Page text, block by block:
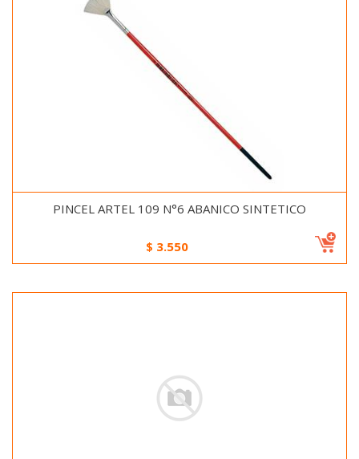
PINCEL ARTEL 109 N°6 ABANICO SINTETICO
$ 3.550